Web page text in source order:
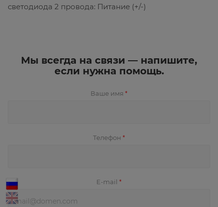
светодиода 2 провода: Питание (+/-)
Мы всегда на связи — напишите,
если нужна помощь.
Ваше имя *
Телефон *
E-mail *